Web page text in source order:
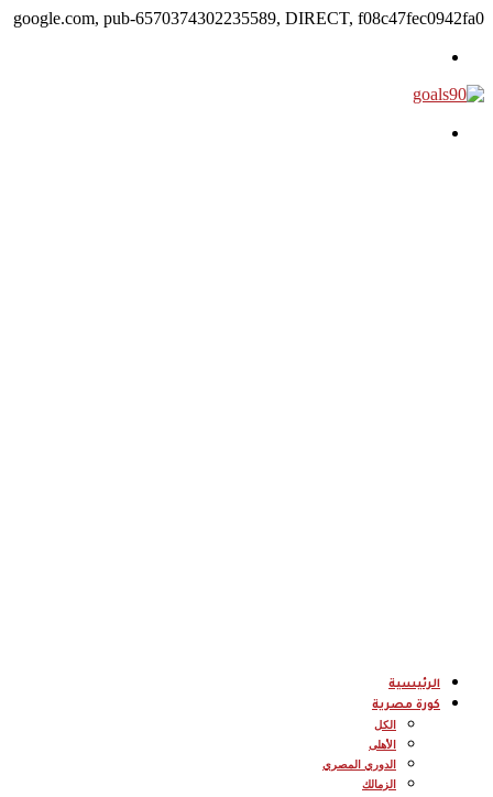
google.com, pub-6570374302235589, DIRECT, f08c47fec0942fa0
الرئيسية
كورة مصرية
الكل
الأهلى
الدوري المصري
الزمالك